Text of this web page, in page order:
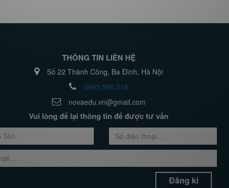
THÔNG TIN LIÊN HỆ
Số 22 Thành Công, Ba Đình, Hà Nội
0963.595.319
novaedu.vn@gmail.com
Vui lòng để lại thông tin để được tư vấn
Đăng kí